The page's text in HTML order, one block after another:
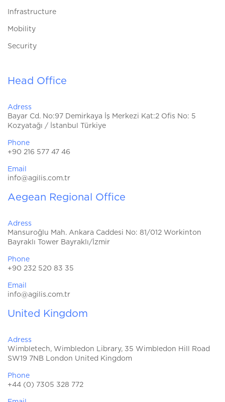
Infrastructure
Mobility
Security
Head Office
Adress
Bayar Cd. No:97 Demirkaya İş Merkezi Kat:2 Ofis No: 5
Kozyatağı / İstanbul Türkiye
Phone
+90 216 577 47 46
Email
info@agilis.com.tr
Aegean Regional Office
Adress
Mansuroğlu Mah. Ankara Caddesi No: 81/012 Workinton
Bayraklı Tower Bayraklı/İzmir
Phone
+90 232 520 83 35
Email
info@agilis.com.tr
United Kingdom
Adress
Wimbletech, Wimbledon Library, 35 Wimbledon Hill Road
SW19 7NB London United Kingdom
Phone
+44 (0) 7305 328 772